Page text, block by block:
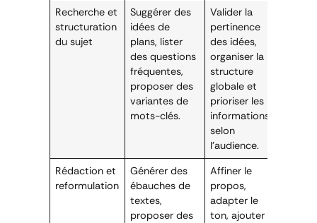
Recherche et
structuration
du sujet
Suggérer des
idées de
plans, lister
des questions
fréquentes,
proposer des
variantes de
mots-clés.
Valider la
pertinence
des idées,
organiser la
structure
globale et
prioriser les
informations
selon
l’audience.
Rédaction et
reformulation
Générer des
ébauches de
textes,
proposer des
Affiner le
propos,
adapter le
ton, ajouter